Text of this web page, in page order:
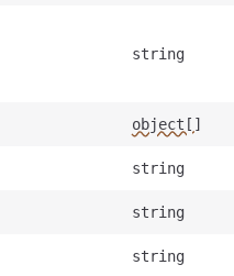
string
object[]
string
string
string